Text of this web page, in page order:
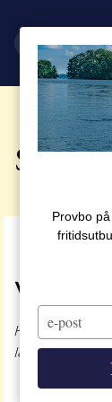
SSHL
Här ser du
längre ned
Provbo
your
email